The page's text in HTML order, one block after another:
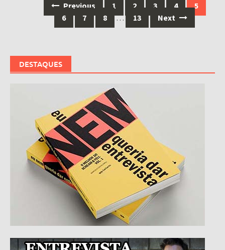
navigation
Previous 1 2 3 4
5
6
7 8 … 13 Next
DESTAQUES